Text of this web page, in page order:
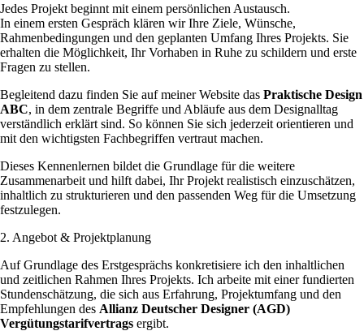
Jedes Projekt beginnt mit einem persönlichen Austausch.
In einem ersten Gespräch klären wir Ihre Ziele, Wünsche,
Rahmenbedingungen und den geplanten Umfang Ihres Projekts. Sie
erhalten die Möglichkeit, Ihr Vorhaben in Ruhe zu schildern und erste
Fragen zu stellen.
Begleitend dazu finden Sie auf meiner Website das Praktische Design
ABC, in dem zentrale Begriffe und Abläufe aus dem Designalltag
verständlich erklärt sind. So können Sie sich jederzeit orientieren und
mit den wichtigsten Fachbegriffen vertraut machen.
Dieses Kennenlernen bildet die Grundlage für die weitere
Zusammenarbeit und hilft dabei, Ihr Projekt realistisch einzuschätzen,
inhaltlich zu strukturieren und den passenden Weg für die Umsetzung
festzulegen.
2. Angebot & Projektplanung
Auf Grundlage des Erstgesprächs konkretisiere ich den inhaltlichen
und zeitlichen Rahmen Ihres Projekts. Ich arbeite mit einer fundierten
Stundenschätzung, die sich aus Erfahrung, Projektumfang und den
Empfehlungen des Allianz Deutscher Designer (AGD)
Vergütungstarifvertrags ergibt.